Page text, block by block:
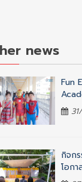
news
Fun
กิจก
โอก